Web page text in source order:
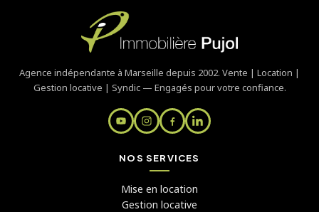
Agence indépendante à Marseille depuis 2002. Vente | Location |
Gestion locative | Syndic — Engagés pour votre confiance.
NOS SERVICES
Mise en location
Gestion locative